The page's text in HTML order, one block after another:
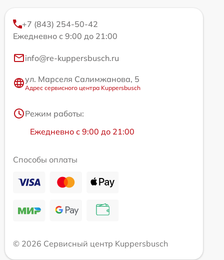
+7 (843) 254-50-42
Ежедневно с 9:00 до 21:00
info@re-kuppersbusch.ru
ул. Марселя Салимжанова, 5
Адрес сервисного центра Kuppersbusch
Режим работы:
Ежедневно с 9:00 до 21:00
Способы оплаты
© 2026 Сервисный центр Kuppersbusch